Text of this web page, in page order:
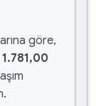
göre,
1.781,00